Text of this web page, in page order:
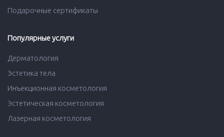
Подарочные сертификаты
Популярные услуги
Дерматология
Эстетика тела
Инъекционная косметология
Эстетическая косметология
Лазерная косметология